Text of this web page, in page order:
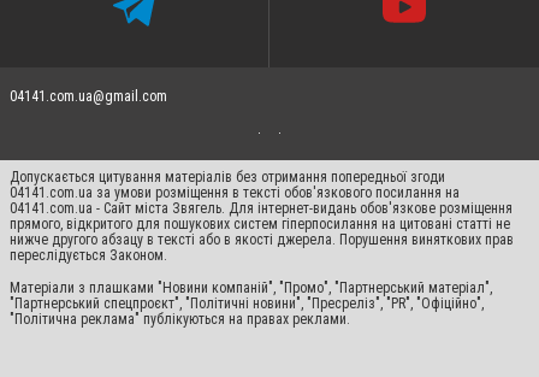
04141.com.ua@gmail.com
Допускається цитування матеріалів без отримання попередньої згоди
04141.com.ua за умови розміщення в тексті обов'язкового посилання на
04141.com.ua - Сайт міста Звягель. Для інтернет-видань обов'язкове розміщення
прямого, відкритого для пошукових систем гіперпосилання на цитовані статті не
нижче другого абзацу в тексті або в якості джерела. Порушення виняткових прав
переслідується Законом.
Матеріали з плашками "Новини компаній", "Промо", "Партнерський матеріал",
"Партнерський спецпроєкт", "Політичні новини", "Пресреліз", "PR", "Офіційно",
"Політична реклама" публікуються на правах реклами.